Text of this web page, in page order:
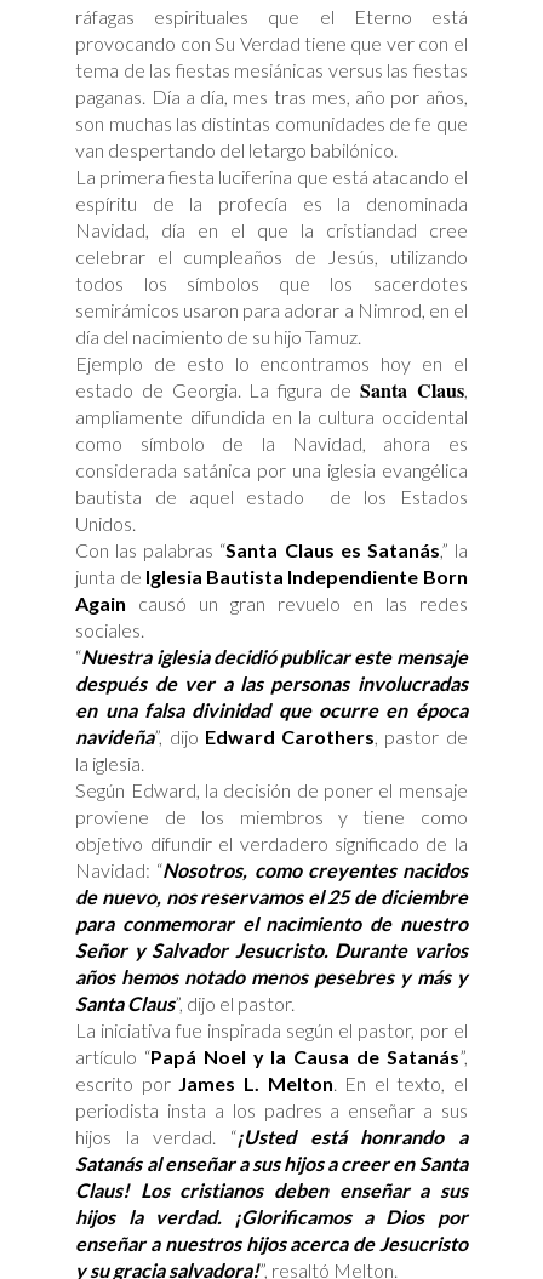
ráfagas espirituales que el Eterno está
provocando con Su Verdad tiene que ver con el
tema de las fiestas mesiánicas versus las fiestas
paganas. Día a día, mes tras mes, año por años,
son muchas las distintas comunidades de fe que
van despertando del letargo babilónico.
La primera fiesta luciferina que está atacando el
espíritu de la profecía es la denominada
Navidad, día en el que la cristiandad cree
celebrar el cumpleaños de Jesús, utilizando
todos los símbolos que los sacerdotes
semirámicos usaron para adorar a Nimrod, en el
día del nacimiento de su hijo Tamuz.
Ejemplo de esto lo encontramos hoy en el
estado de Georgia. La figura deSanta Claus,
ampliamente difundida en la cultura occidental
como símbolo de la Navidad, ahora es
considerada satánica por una iglesia evangélica
bautista de aquel estado de los Estados
Unidos.
Con las palabras “Santa Claus es Satanás,” la
junta de Iglesia Bautista Independiente Born
Again causó un gran revuelo en las redes
sociales.
“Nuestra iglesia decidió publicar este mensaje
después de ver a las personas involucradas
en una falsa divinidad que ocurre en época
navideña”, dijo Edward Carothers, pastor de
la iglesia.
Según Edward, la decisión de poner el mensaje
proviene de los miembros y tiene como
objetivo difundir el verdadero significado de la
Navidad: “Nosotros, como creyentes nacidos
de nuevo, nos reservamos el 25 de diciembre
para conmemorar el nacimiento de nuestro
Señor y Salvador Jesucristo. Durante varios
años hemos notado menos pesebres y más y
Santa Claus”, dijo el pastor.
La iniciativa fue inspirada según el pastor, por el
artículo “Papá Noel y la Causa de Satanás”,
escrito por James L. Melton. En el texto, el
periodista insta a los padres a enseñar a sus
hijos la verdad. “¡Usted está honrando a
Satanás al enseñar a sus hijos a creer en Santa
Claus! Los cristianos deben enseñar a sus
hijos la verdad. ¡Glorificamos a Dios por
enseñar a nuestros hijos acerca de Jesucristo
y su gracia salvadora!”, resaltó Melton.